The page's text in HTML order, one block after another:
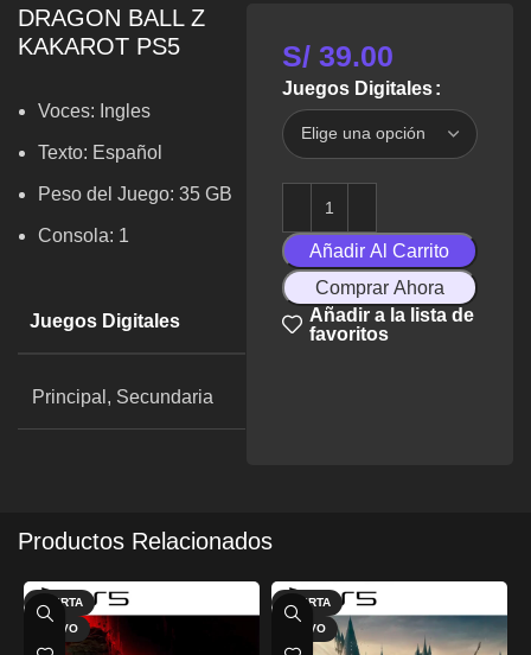
DRAGON BALL Z
KAKAROT PS5
Voces: Ingles
Texto: Español
Peso del Juego: 35 GB
Consola: 1
Juegos Digitales
Principal, Secundaria
S/39.00
Juegos Digitales
Añadir Al Carrito
Comprar Ahora
Añadir a la lista de
favoritos
Productos Relacionados
OFERTA
NUEVO
OFERTA
NUEVO